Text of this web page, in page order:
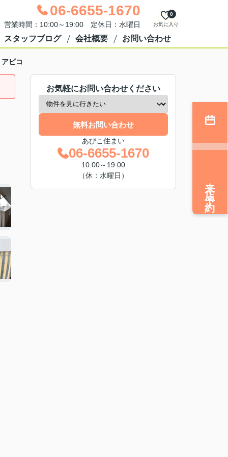
06-6655-1670
営業時間：10:00～19:00 定休日：水曜日 お気に入り
0
スタッフブログ 会社概要 お問い合わせ
ビコ
お気軽にお問い合わせください
無料お問い合わせ
あびこ住まい
06-6655-1670
10:00～19:00
（休：水曜日）
来店予約